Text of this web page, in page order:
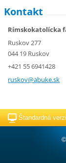
Kontakt
Rímskokatolícka
Ruskov 277
044 19 Ruskov
+421 55 6941428
ruskov@abuke.sk
Štandardná